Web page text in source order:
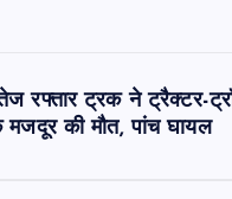
रफ्तार ट्रक ने ट्रैक्टर-
की मौत, पांच घायल